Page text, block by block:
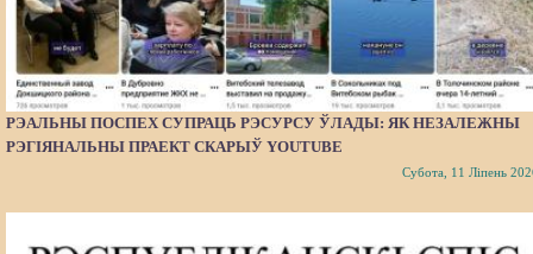
РЭАЛЬНЫ ПОСПЕХ СУПРАЦЬ РЭСУРСУ ЎЛАДЫ: ЯК НЕЗАЛЕЖНЫ
РЭГІЯНАЛЬНЫ ПРАЕКТ СКАРЫЎ YOUTUBE
Субота, 11 Ліпень